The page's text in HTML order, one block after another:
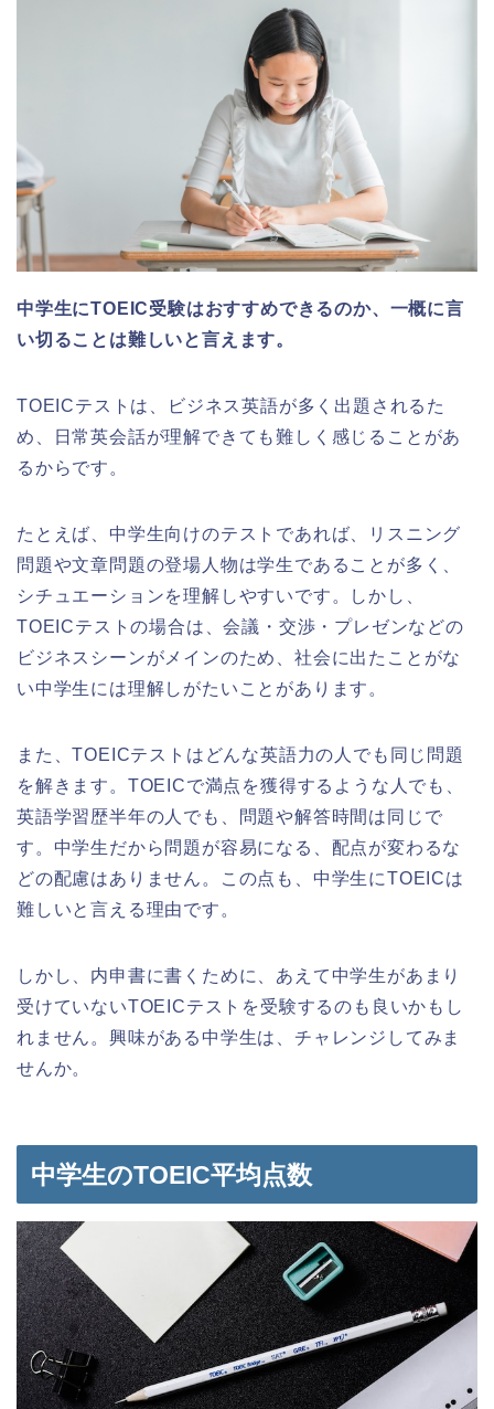
中学生にTOEIC受験はおすすめできるのか、一概に言
い切ることは難しいと言えます。
TOEICテストは、ビジネス英語が多く出題されるた
め、日常英会話が理解できても難しく感じることがあ
るからです。
たとえば、中学生向けのテストであれば、リスニング
問題や文章問題の登場人物は学生であることが多く、
シチュエーションを理解しやすいです。しかし、
TOEICテストの場合は、会議・交渉・プレゼンなどの
ビジネスシーンがメインのため、社会に出たことがな
い中学生には理解しがたいことがあります。
また、TOEICテストはどんな英語力の人でも同じ問題
を解きます。TOEICで満点を獲得するような人でも、
英語学習歴半年の人でも、問題や解答時間は同じで
す。中学生だから問題が容易になる、配点が変わるな
どの配慮はありません。この点も、中学生にTOEICは
難しいと言える理由です。
しかし、内申書に書くために、あえて中学生があまり
受けていないTOEICテストを受験するのも良いかもし
れません。興味がある中学生は、チャレンジしてみま
せんか。
中学生のTOEIC平均点数